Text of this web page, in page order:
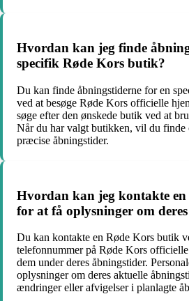
Hvordan kan jeg finde
specifik Røde Kors butik?
Du kan finde åbningstiderne for en
ved at besøge Røde Kors officielle
søge efter den ønskede butik ved at
Når du har valgt butikken, vil du finde
præcise åbningstider.
Hvordan kan jeg kontakte
for at få oplysninger om
Du kan kontakte en Røde Kors butik
telefonnummer på Røde Kors
dem under deres åbningstider.
oplysninger om deres aktuelle
ændringer eller afvigelser i planlagte